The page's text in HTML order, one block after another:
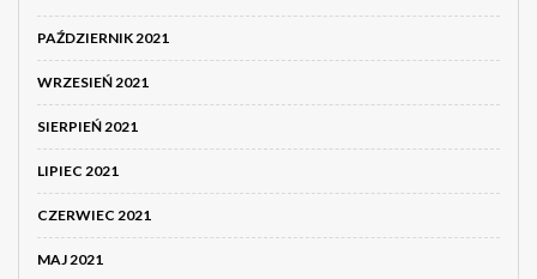
PAŹDZIERNIK 2021
WRZESIEŃ 2021
SIERPIEŃ 2021
LIPIEC 2021
CZERWIEC 2021
MAJ 2021